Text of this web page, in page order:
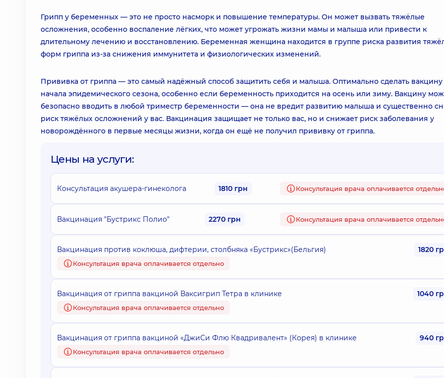
Грипп у беременных — это не просто насморк и повышение температуры. Он может вызвать тяжёлые
осложнения, особенно воспаление лёгких, что может угрожать жизни мамы и малыша или привести к
длительному лечению и восстановлению. Беременная женщина находится в группе риска развития
форм гриппа из-за снижения иммунитета и физиологических изменений.
Прививка от гриппа — это самый надёжный способ защитить себя и малыша. Оптимально сделать вакцину
начала эпидемического сезона, особенно если беременность приходится на осень или зиму. Вакцину
безопасно вводить в любой триместр беременности — она не вредит развитию малыша и существенно
риск тяжёлых осложнений у вас. Вакцинация защищает не только вас, но и снижает риск заболевания у
новорождённого в первые месяцы жизни, когда он ещё не получил прививку от гриппа.
Цены на услуги:
Консультация акушера-гинеколога 1810 грн Консультация врача оплачивается
Вакцинация "Бустрикс Полио" 2270 грн Консультация врача оплачивается
Вакцинация против коклюша, дифтерии, столбняка «Бустрикс»(Бельгия) 1820
Консультация врача оплачивается отдельно
Вакцинация от гриппа вакциной Ваксигрип Тетра в клинике 1040
Консультация врача оплачивается отдельно
Вакцинация от гриппа вакциной «ДжиСи Флю Квадривалент» (Корея) в клинике 940
Консультация врача оплачивается отдельно